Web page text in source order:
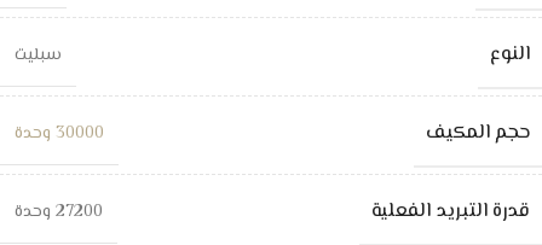
النوع سبليت
حجم المكيف 30000 وحدة
قدرة التبريد الفعلية 27200 وحدة